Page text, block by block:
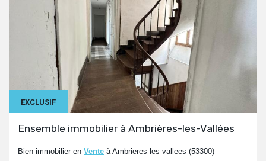
EXCLUSIF
Ensemble immobilier à Ambrières-les-Vallées
Bien immobilier en Vente à Ambrieres les vallees (53300)